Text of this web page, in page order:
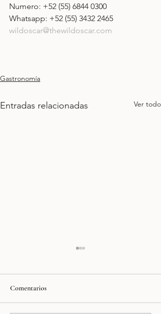
Numero: +52 (55) 6844 0300
Whatsapp: +52 (55) 3432 2465
wildoscar@thewildoscar.com
Gastronomía
Entradas relacionadas Ver todo
Comentarios